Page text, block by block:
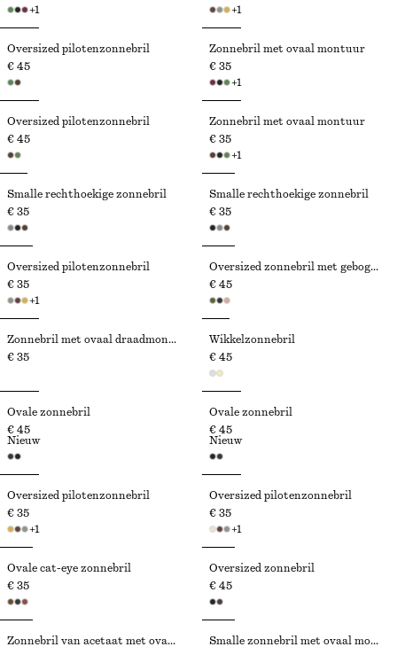
+1
+1
Oversized pilotenzonnebril
€ 45
Zonnebril met ovaal montuur
€ 35
+1
Oversized pilotenzonnebril
€ 45
Zonnebril met ovaal montuur
€ 35
+1
Smalle rechthoekige zonnebril
€ 35
Smalle rechthoekige zonnebril
€ 35
Oversized pilotenzonnebril
€ 35
+1
Oversized zonnebril met gebogen montuur
€ 45
Zonnebril met ovaal draadmontuur
€ 35
Wikkelzonnebril
€ 45
Ovale zonnebril
€ 45
Nieuw
Ovale zonnebril
€ 45
Nieuw
Oversized pilotenzonnebril
€ 35
+1
Oversized pilotenzonnebril
€ 35
+1
Ovale cat-eye zonnebril
€ 35
Oversized zonnebril
€ 45
Zonnebril van acetaat met ovaal montuur
Smalle zonnebril met ovaal montuur